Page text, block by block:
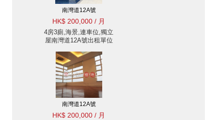
南灣道12A號
HK$ 200,000 / 月
4房3廁,海景,連車位,獨立
屋南灣道12A號出租單位
南灣道12A號
HK$ 200,000 / 月